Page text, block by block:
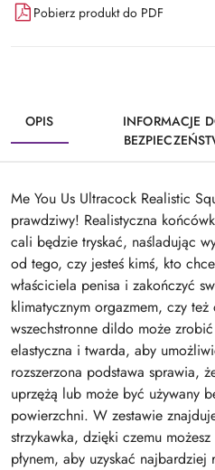
Pobierz produkt do PDF
OPIS
INFORMACJE
Me You Us Ultracock Realistic
prawdziwy! Realistyczna
cali będzie tryskać, naśladując
od tego, czy jesteś kimś, kto
właściciela penisa i zakończyć
klimatycznym orgazmem, czy
wszechstronne dildo może
elastyczna i twarda, aby
rozszerzona podstawa sprawia,
uprzężą lub może być używany
powierzchni. W zestawie
strzykawka, dzięki czemu
płynem, aby uzyskać najbardziej